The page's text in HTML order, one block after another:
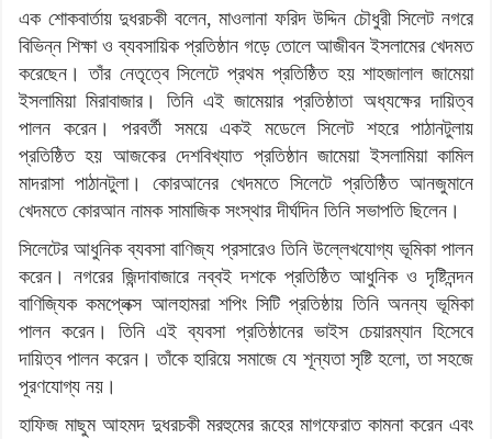
এক শোকবার্তায় দুধরচকী বলেন, মাওলানা ফরিদ উদ্দিন চৌধুরী সিলেট নগরে
বিভিন্ন শিক্ষা ও ব্যবসায়িক প্রতিষ্ঠান গড়ে তোলে আজীবন ইসলামের খেদমত
করেছেন। তাঁর নেতৃত্বে সিলেটে প্রথম প্রতিষ্ঠিত হয় শাহজালাল জামেয়া
ইসলামিয়া মিরাবাজার। তিনি এই জামেয়ার প্রতিষ্ঠাতা অধ্যক্ষের দায়িত্ব
পালন করেন। পরবর্তী সময়ে একই মডেলে সিলেট শহরে পাঠানটুলায়
প্রতিষ্ঠিত হয় আজকের দেশবিখ্যাত প্রতিষ্ঠান জামেয়া ইসলামিয়া কামিল
মাদরাসা পাঠানটুলা। কোরআনের খেদমতে সিলেটে প্রতিষ্ঠিত আনজুমানে
খেদমতে কোরআন নামক সামাজিক সংস্থার দীর্ঘদিন তিনি সভাপতি ছিলেন।
সিলেটের আধুনিক ব্যবসা বাণিজ্য প্রসারেও তিনি উল্লেখযোগ্য ভূমিকা পালন
করেন। নগরের জিন্দাবাজারে নব্বই দশকে প্রতিষ্ঠিত আধুনিক ও দৃষ্টিনন্দন
বাণিজ্যিক কমপ্লেক্স আলহামরা শপিং সিটি প্রতিষ্ঠায় তিনি অনন্য ভূমিকা
পালন করেন। তিনি এই ব্যবসা প্রতিষ্ঠানের ভাইস চেয়ারম্যান হিসেবে
দায়িত্ব পালন করেন। তাঁকে হারিয়ে সমাজে যে শূন্যতা সৃষ্টি হলো, তা সহজে
পূরণযোগ্য নয়।
হাফিজ মাছুম আহমদ দুধরচকী মরহুমের রূহের মাগফেরাত কামনা করেন এবং